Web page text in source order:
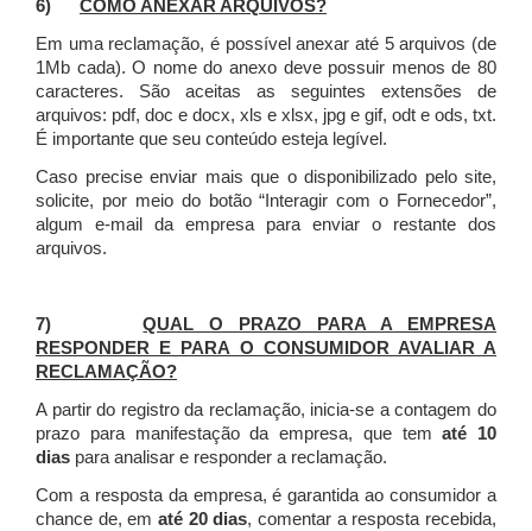
6) COMO ANEXAR ARQUIVOS?
Em uma reclamação, é possível anexar até 5 arquivos (de
1Mb cada). O nome do anexo deve possuir menos de 80
caracteres. São aceitas as seguintes extensões de
arquivos: pdf, doc e docx, xls e xlsx, jpg e gif, odt e ods, txt.
É importante que seu conteúdo esteja legível.
Caso precise enviar mais que o disponibilizado pelo site,
solicite, por meio do botão “Interagir com o Fornecedor”,
algum e-mail da empresa para enviar o restante dos
arquivos.
7)QUAL O PRAZO PARA A EMPRESA
RESPONDER E PARA O CONSUMIDOR AVALIAR A
RECLAMAÇÃO?
A partir do registro da reclamação, inicia-se a contagem do
prazo para manifestação da empresa, que tematé 10
dias para analisar e responder a reclamação.
Com a resposta da empresa, é garantida ao consumidor a
chance de, em até 20 dias, comentar a resposta recebida,